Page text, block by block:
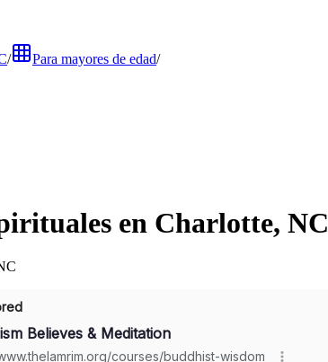
/ Para mayores de edad/
en Charlotte, NC